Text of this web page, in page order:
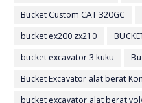
Bucket Custom CAT 320GC
bucket ex200 zx210
bucket excavator 3 kuku
Bucket Excavator alat berat
di Jakarta
bucket excavator alat berat